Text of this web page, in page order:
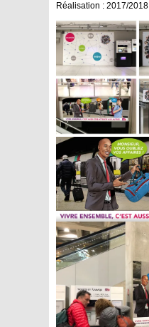
Réalisation : 2017/2018